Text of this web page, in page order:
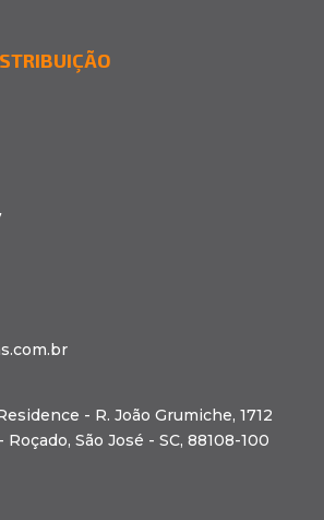
- R. João Grumiche, 1712
Roçado, São José - SC, 88108-100